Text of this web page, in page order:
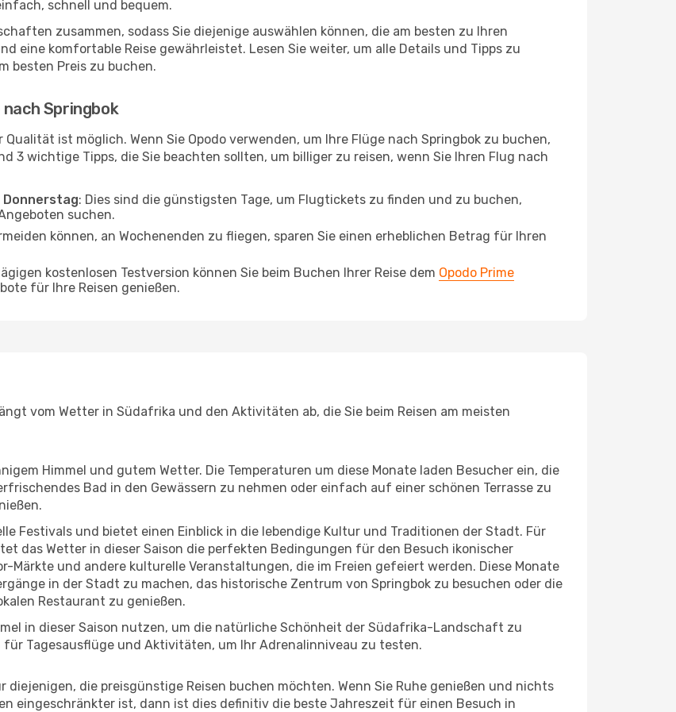
schnell und bequem.
zusammen, sodass Sie diejenige auswählen können, die am besten zu Ihren
eine komfortable Reise gewährleistet. Lesen Sie weiter, um alle Details und Tipps zu
besten Preis zu buchen.
Springbok
ist möglich. Wenn Sie Opodo verwenden, um Ihre Flüge nach Springbok zu buchen,
3 wichtige Tipps, die Sie beachten sollten, um billiger zu reisen, wenn Sie Ihren Flug nach
Donnerstag: Dies sind die günstigsten Tage, um Flugtickets zu finden und zu buchen,
suchen.
können, an Wochenenden zu fliegen, sparen Sie einen erheblichen Betrag für Ihren
kostenlosen Testversion können Sie beim Buchen Ihrer Reise dem Opodo Prime
für Ihre Reisen genießen.
vom Wetter in Südafrika und den Aktivitäten ab, die Sie beim Reisen am meisten
Himmel und gutem Wetter. Die Temperaturen um diese Monate laden Besucher ein, die
Bad in den Gewässern zu nehmen oder einfach auf einer schönen Terrasse zu
Festivals und bietet einen Einblick in die lebendige Kultur und Traditionen der Stadt. Für
das Wetter in dieser Saison die perfekten Bedingungen für den Besuch ikonischer
Märkte und andere kulturelle Veranstaltungen, die im Freien gefeiert werden. Diese Monate
in der Stadt zu machen, das historische Zentrum von Springbok zu besuchen oder die
Restaurant zu genießen.
in dieser Saison nutzen, um die natürliche Schönheit der Südafrika-Landschaft zu
Tagesausflüge und Aktivitäten, um Ihr Adrenalinniveau zu testen.
die preisgünstige Reisen buchen möchten. Wenn Sie Ruhe genießen und nichts
eingeschränkter ist, dann ist dies definitiv die beste Jahreszeit für einen Besuch in